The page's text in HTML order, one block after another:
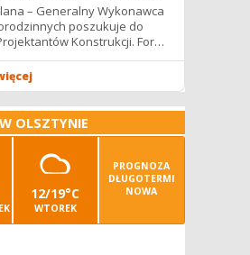
– Generalny Wykonawca
poszukuje do
Konstrukcji. Forma
/ podwykonawstwo –
OLSZTYNIE
12/19°C
WTOREK
PROGNOZA
DŁUGOTERMI
NOWA